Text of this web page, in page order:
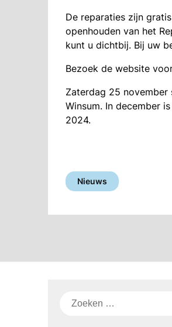
De reparaties zijn
openhouden van het
kunt u dichtbij. Bij uw
Bezoek de website
Zaterdag 25
Winsum. In december
2024.
Nieuws
Zoeken